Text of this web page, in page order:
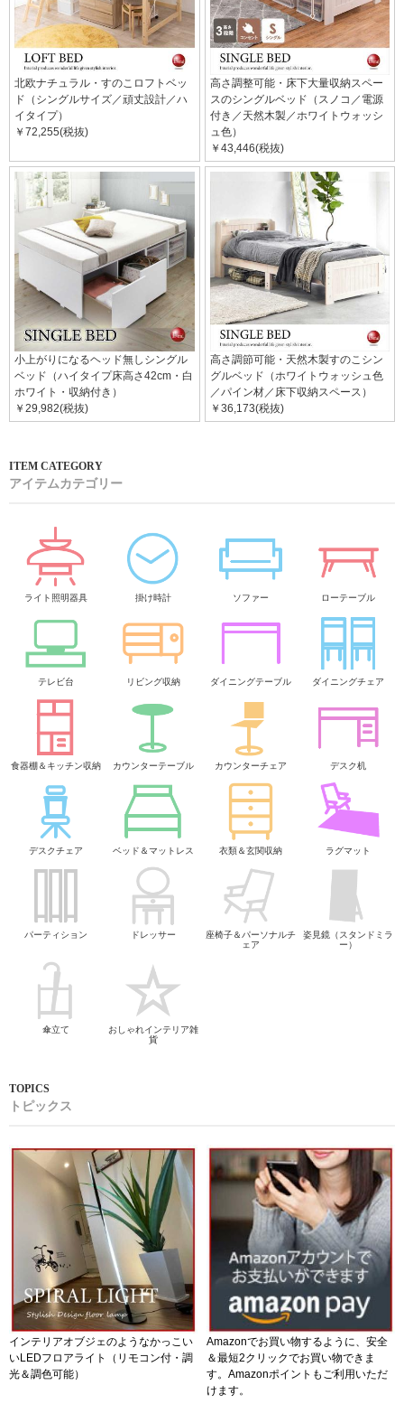
北欧ナチュラル・すのこロフトベッ
ド（シングルサイズ／頑丈設計／ハ
イタイプ）
￥72,255(税抜)
高さ調整可能・床下大量収納スペー
スのシングルベッド（スノコ／電源
付き／天然木製／ホワイトウォッシ
ュ色）
￥43,446(税抜)
小上がりになるヘッド無しシングル
ベッド（ハイタイプ床高さ42cm・白
ホワイト・収納付き）
￥29,982(税抜)
高さ調節可能・天然木製すのこシン
グルベッド（ホワイトウォッシュ色
／パイン材／床下収納スペース）
￥36,173(税抜)
アイテムカテゴリー
ライト照明器具 掛け時計 ソファー ローテーブル
テレビ台 リビング収納 ダイニングテーブル ダイニングチェア
食器棚＆キッチン収納 カウンターテーブル カウンターチェア デスク机
デスクチェア ベッド＆マットレス 衣類＆玄関収納 ラグマット
パーティション ドレッサー
座椅子＆パーソナルチ
ェア
姿見鏡（スタンドミラ
ー）
傘立て
おしゃれインテリア雑
貨
トピックス
インテリアオブジェのようなかっこい
いLEDフロアライト（リモコン付・調
光＆調色可能）
Amazonでお買い物するように、安全
＆最短2クリックでお買い物できま
す。Amazonポイントもご利用いただ
けます。